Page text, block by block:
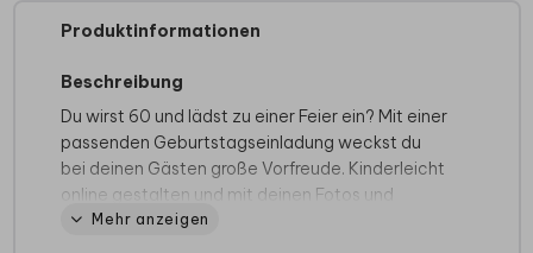
Produktinformationen
Beschreibung
Du wirst 60 und lädst zu einer Feier ein? Mit einer
passenden Geburtstagseinladung weckst du
bei deinen Gästen große Vorfreude. Kinderleicht
online gestalten und mit deinen Fotos und
Texten versehen. Während hier der Hintergrund
Mehr anzeigen